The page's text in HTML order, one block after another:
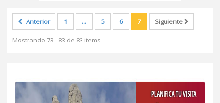
Anterior 1 ... 5 6 7 Siguiente
Mostrando 73 - 83 de 83 items